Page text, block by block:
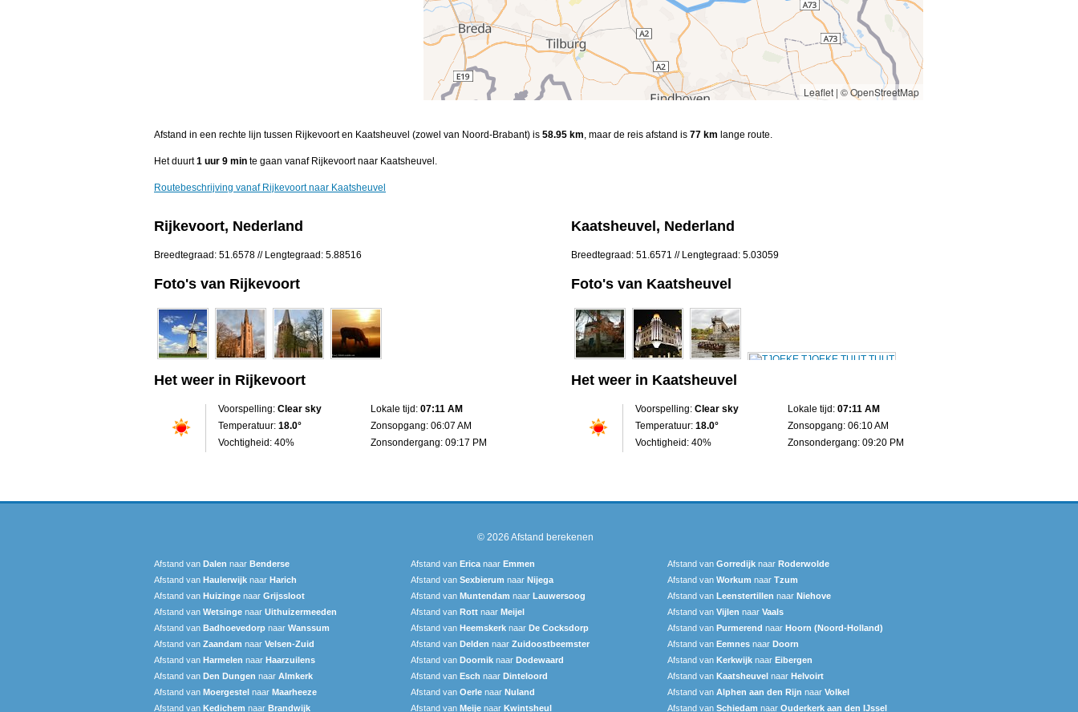
Leaflet | © OpenStreetMap
Afstand in een rechte lijn tussen Rijkevoort en Kaatsheuvel (zowel van Noord-Brabant) is 58.95 km, maar de reis afstand is 77 km lange route.
Het duurt1 uur 9 min te gaan vanaf Rijkevoort naar Kaatsheuvel.
Routebeschrijving vanaf Rijkevoort naar Kaatsheuvel
Rijkevoort, Nederland
Breedtegraad: 51.6578 // Lengtegraad: 5.88516
Foto's van Rijkevoort
Het weer in Rijkevoort
Voorspelling: Clear sky
Temperatuur: 18.0°
Vochtigheid: 40%
Lokale tijd: 07:11 AM
Zonsopgang: 06:07 AM
Zonsondergang: 09:17 PM
Kaatsheuvel, Nederland
Breedtegraad: 51.6571 // Lengtegraad: 5.03059
Foto's van Kaatsheuvel
Het weer in Kaatsheuvel
Voorspelling: Clear sky
Temperatuur: 18.0°
Vochtigheid: 40%
Lokale tijd: 07:11 AM
Zonsopgang: 06:10 AM
Zonsondergang: 09:20 PM
© 2026 Afstand berekenen
Afstand van Dalen naar Benderse Afstand van Erica naar Emmen Afstand van Gorredijk naar Roderwolde
Afstand van Haulerwijk naar Harich Afstand van Sexbierum‎ naar Nijega Afstand van Workum naar Tzum
Afstand van Huizinge naar Grijssloot Afstand van Muntendam naar Lauwersoog Afstand van Leenstertillen‎ naar Niehove
Afstand van Wetsinge naar Uithuizermeeden Afstand van Rott naar Meijel Afstand van Vijlen naar Vaals
Afstand van Badhoevedorp naar Wanssum Afstand van Heemskerk naar De Cocksdorp Afstand van Purmerend naar Hoorn (Noord-Holland)
Afstand van Zaandam naar Velsen-Zuid Afstand van Delden naar Zuidoostbeemster Afstand van Eemnes naar Doorn
Afstand van Harmelen naar Haarzuilens Afstand van Doornik naar Dodewaard Afstand van Kerkwijk naar Eibergen
Afstand van Den Dungen naar Almkerk Afstand van Esch naar Dinteloord Afstand van Kaatsheuvel naar Helvoirt
Afstand van Moergestel naar Maarheeze Afstand van Oerle naar Nuland Afstand van Alphen aan den Rijn naar Volkel
Afstand van Kedichem naar Brandwijk Afstand van Meije naar Kwintsheul Afstand van Schiedam naar Ouderkerk aan den IJssel